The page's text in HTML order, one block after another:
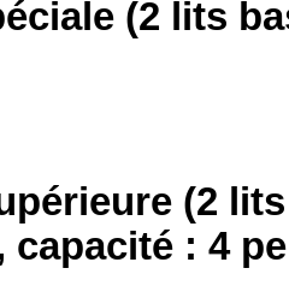
(2 lits
(2
capacité : 4